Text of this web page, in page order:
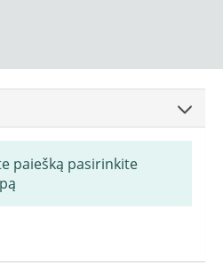
paiešką pasirinkite